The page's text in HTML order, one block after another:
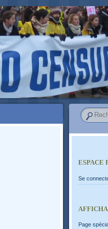
ESPACE
Se
Page